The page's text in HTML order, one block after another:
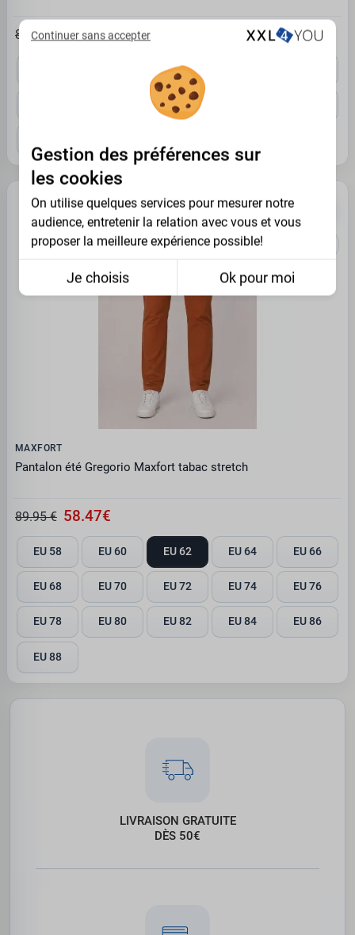
89.95 € 58.47€
EU 60
EU 72
PROMO -35%
NOUVEAU
MAXFORT
Pantalon été Gregorio Maxfort tabac stretch
89.95 € 58.47€
EU 58 EU 60 EU 62 EU 64 EU 66
EU 68 EU 70 EU 72 EU 74 EU 76
EU 78 EU 80 EU 82 EU 84 EU 86
EU 88
LIVRAISON GRATUITE
DÈS 50€
Continuer sans accepter
Gestion des préférences sur
les cookies
On utilise quelques services pour mesurer notre
audience, entretenir la relation avec vous et vous
proposer la meilleure expérience possible!
Je choisis Ok pour moi